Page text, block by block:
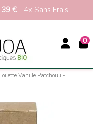
39 €- 4x Sans Frais
0
Vanille Patchouli -